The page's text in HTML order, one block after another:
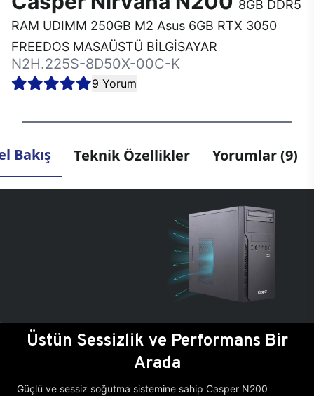
8GB DDR5
RAM UDIMM 250GB M2 Asus 6GB RTX 3050
FREEDOS MASAÜSTÜ BİLGİSAYAR
N2H.225S-8D50X-00C-K
9 Yorum
Bakış Teknik Özellikler Yorumlar (9)
Üstün Sessizlik ve Performans Bir
Arada
Güçlü ve sessiz soğutma sistemine sahip Casper N200